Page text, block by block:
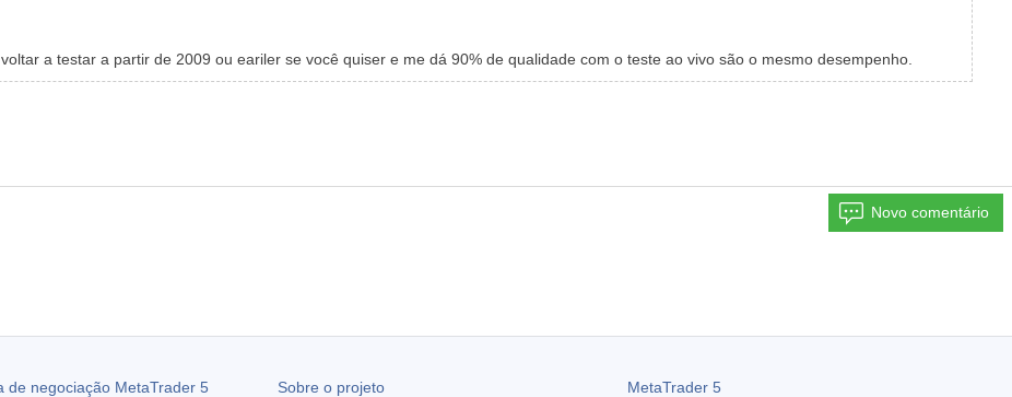
a testar a partir de 2009 ou eariler se você quiser e me dá 90% de qualidade com o teste ao vivo são o mesmo desempenho.
Novo comentário
de negociação MetaTrader 5
Sobre o projeto
MetaTrader 5